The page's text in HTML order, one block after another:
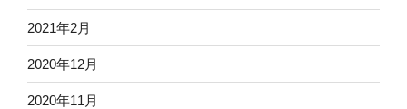
2021年2月
2020年12月
2020年11月